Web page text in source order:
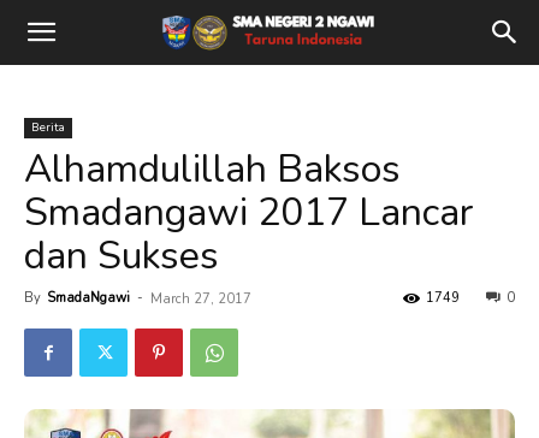
Berita
Alhamdulillah Baksos
Smadangawi 2017 Lancar
dan Sukses
By SmadaNgawi - March 27, 2017 0
1749